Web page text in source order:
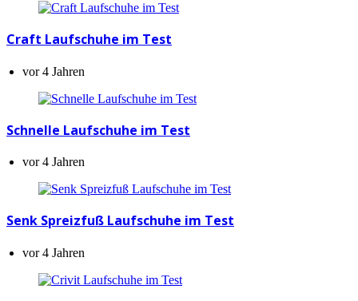
Craft Laufschuhe im Test
vor 4 Jahren
Schnelle Laufschuhe im Test
vor 4 Jahren
Senk Spreizfuß Laufschuhe im Test
vor 4 Jahren